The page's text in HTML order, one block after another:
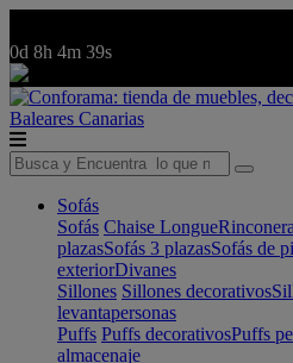
0d 8h 4m 39s
Baleares Canarias
Sofás
Sofás Chaise Longue
plazasSofás 3 plazasSofás de
exteriorDivanes
Sillones Sillones decorativos
levantapersonas
Puffs Puffs decorativosPuffs
almacenaje